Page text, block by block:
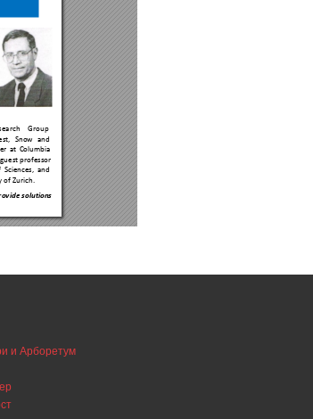
и Арборетум